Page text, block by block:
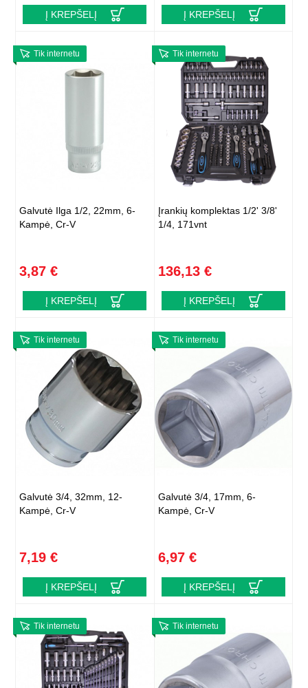
Į KREPŠELĮ Į KREPŠELĮ
Tik internetu
Galvutė Ilga 1/2, 22mm, 6-
Kampė, Cr-V
3,87 €
Į KREPŠELĮ
Tik internetu
Įrankių komplektas 1/2' 3/8'
1/4, 171vnt
136,13 €
Į KREPŠELĮ
Tik internetu
Galvutė 3/4, 32mm, 12-
Kampė, Cr-V
7,19 €
Į KREPŠELĮ
Tik internetu
Galvutė 3/4, 17mm, 6-
Kampė, Cr-V
6,97 €
Į KREPŠELĮ
Tik internetu Tik internetu